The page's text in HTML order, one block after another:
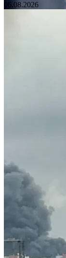
06.08.2026